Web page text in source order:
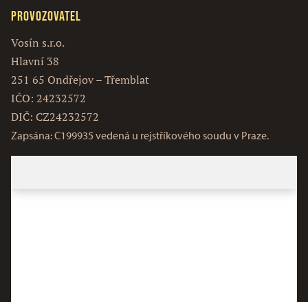
Provozovatel
Vosín s.r.o.
Hlavní 38
251 65 Ondřejov – Třemblat
IČO: 24232572
DIČ: CZ24232572
Zapsána: C199935 vedená u rejstříkového soudu v Praze.